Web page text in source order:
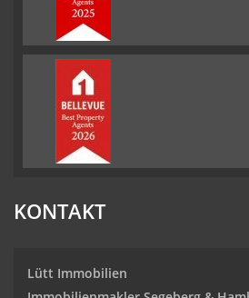
KONTAKT
Lütt Immobilien